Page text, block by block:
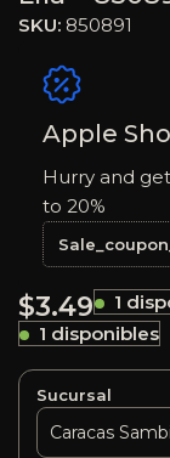
SKU: 850891
Apple
Hurry and
to 20%
$3.49
1
1 disponibles
Sucursal